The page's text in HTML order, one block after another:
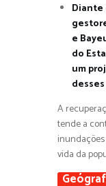
Diante
e
do
um
A
tende a
vida da